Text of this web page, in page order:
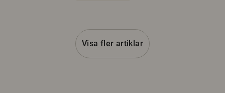
Visa fler artiklar